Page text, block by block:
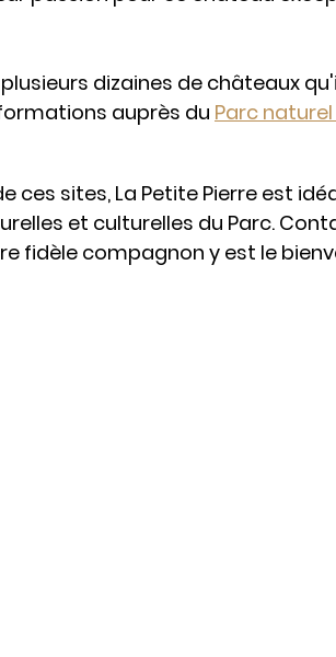
dizaines de châteaux
auprès du Parc
ces sites, La Petite Pierre est
et culturelles du Parc.
fidèle compagnon y est le